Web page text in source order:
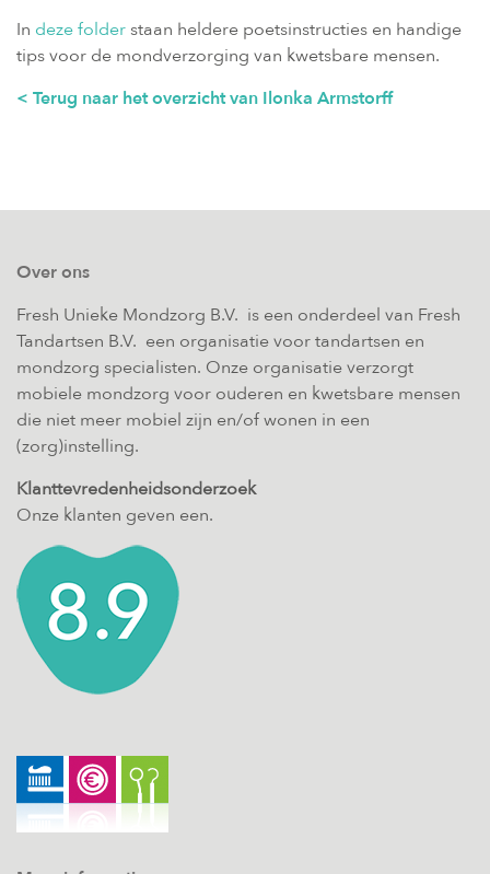
In deze folder staan heldere poetsinstructies en handige
tips voor de mondverzorging van kwetsbare mensen.
< Terug naar het overzicht van Ilonka Armstorff
Over ons
Fresh Unieke Mondzorg B.V. is een onderdeel van Fresh
Tandartsen B.V. een organisatie voor tandartsen en
mondzorg specialisten. Onze organisatie verzorgt
mobiele mondzorg voor ouderen en kwetsbare mensen
die niet meer mobiel zijn en/of wonen in een
(zorg)instelling.
Klanttevredenheidsonderzoek
Onze klanten geven een.